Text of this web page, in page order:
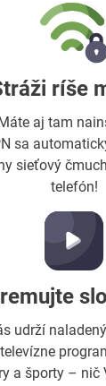
ríše
aj tam
sa
sieťový
telefón!
udrží
a športy – nič